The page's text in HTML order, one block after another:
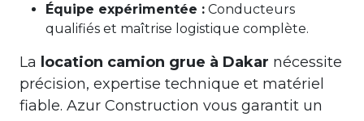
Équipe expérimentée : Conducteurs
qualifiés et maîtrise logistique complète.
La location camion grue à Dakar nécessite
précision, expertise technique et matériel
fiable. Azur Construction vous garantit un